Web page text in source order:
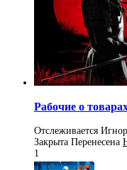
Рабочие о
Отслеживается
Закрыта Перенесена
1